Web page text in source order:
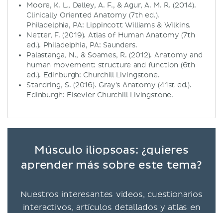
Moore, K. L., Dalley, A. F., & Agur, A. M. R. (2014).
Clinically Oriented Anatomy (7th ed.).
Philadelphia, PA: Lippincott Williams & Wilkins.
Netter, F. (2019). Atlas of Human Anatomy (7th
ed.). Philadelphia, PA: Saunders.
Palastanga, N., & Soames, R. (2012). Anatomy and
human movement: structure and function (6th
ed.). Edinburgh: Churchill Livingstone.
Standring, S. (2016). Gray's Anatomy (41st ed.).
Edinburgh: Elsevier Churchill Livingstone.
Músculo iliopsoas: ¿quieres
aprender más sobre este tema?
Nuestros interesantes videos, cuestionarios
interactivos, artículos detallados y atlas en